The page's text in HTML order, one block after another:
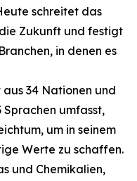
schreitet das
Zukunft und festigt
in denen es
34 Nationen und
umfasst,
um in seinem
Werte zu schaffen.
und Chemikalien,